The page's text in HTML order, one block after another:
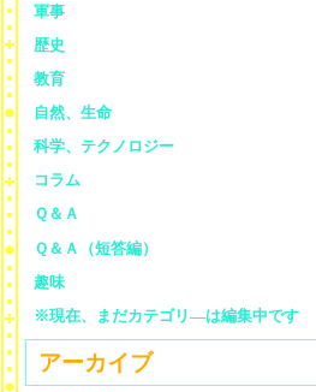
軍事
歴史
教育
自然、生命
科学、テクノロジー
コラム
Ｑ＆Ａ
Ｑ＆Ａ（短答編）
趣味
※現在、まだカテゴリ—は編集中です
アーカイブ